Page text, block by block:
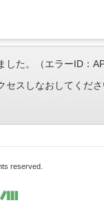
した。（エラーID：
セスしなおしてくだ
reserved.